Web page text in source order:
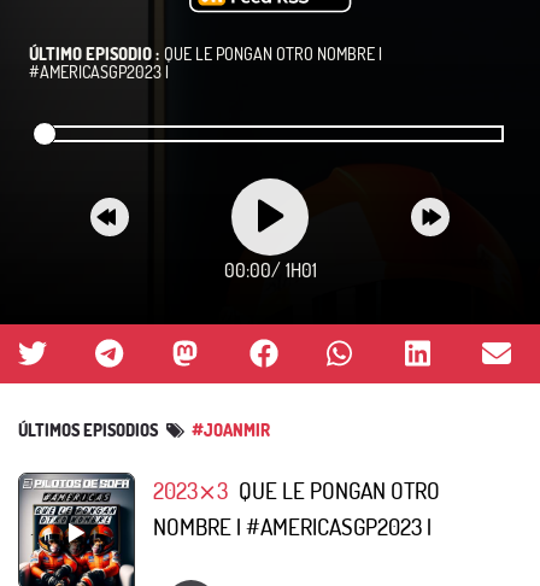
ÚLTIMO EPISODIO : QUE LE PONGAN OTRO NOMBRE |
#AMERICASGP2023 |
00:00/ 1H01
ÚLTIMOS EPISODIOS #JOANMIR
2023⨯3 QUE LE PONGAN OTRO
NOMBRE | #AMERICASGP2023 |